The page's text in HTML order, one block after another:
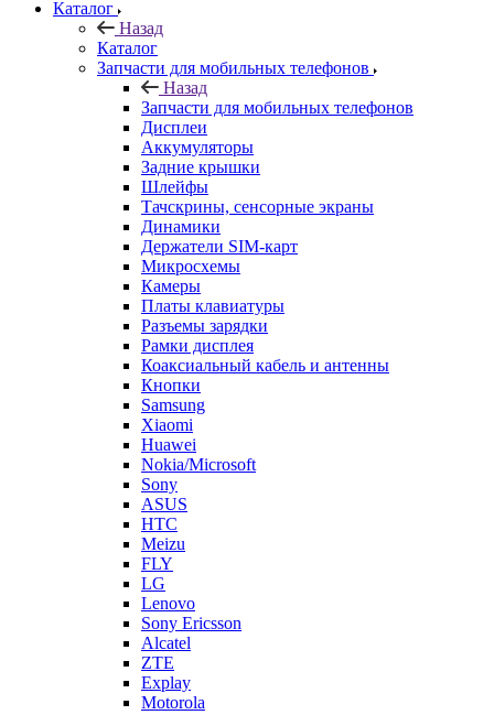
Назад
Каталог
Запчасти для мобильных телефонов
Назад
Запчасти для мобильных телефонов
Дисплеи
Аккумуляторы
Задние крышки
Шлейфы
Тачскрины, сенсорные экраны
Динамики
Держатели SIM-карт
Микросхемы
Камеры
Платы клавиатуры
Разъемы зарядки
Рамки дисплея
Коаксиальный кабель и антенны
Кнопки
Samsung
Xiaomi
Huawei
Nokia/Microsoft
Sony
ASUS
HTC
Meizu
FLY
LG
Lenovo
Sony Ericsson
Alcatel
ZTE
Explay
Motorola
Oppo